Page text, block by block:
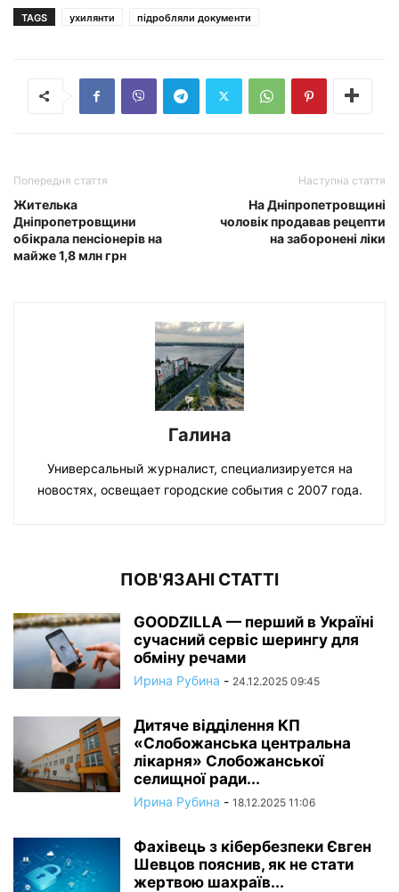
TAGS ухилянти підробляли документи
Попередня стаття
Жителька
Дніпропетровщини
обікрала пенсіонерів на
майже 1,8 млн грн
Наступна стаття
На Дніпропетровщині
чоловік продавав рецепти
на заборонені ліки
Галина
Универсальный журналист, специализируется на
новостях, освещает городские события с 2007 года.
ПОВ'ЯЗАНІ СТАТТІ
GOODZILLA — перший в Україні
сучасний сервіс шерингу для
обміну речами
Ирина Рубина - 24.12.2025 09:45
Дитяче відділення КП
«Слобожанська центральна
лікарня» Слобожанської
селищної ради...
Ирина Рубина - 18.12.2025 11:06
Фахівець з кібербезпеки Євген
Шевцов пояснив, як не стати
жертвою шахраїв...